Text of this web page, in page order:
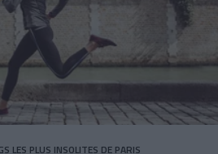
LES PLUS INSOLITES DE PARIS